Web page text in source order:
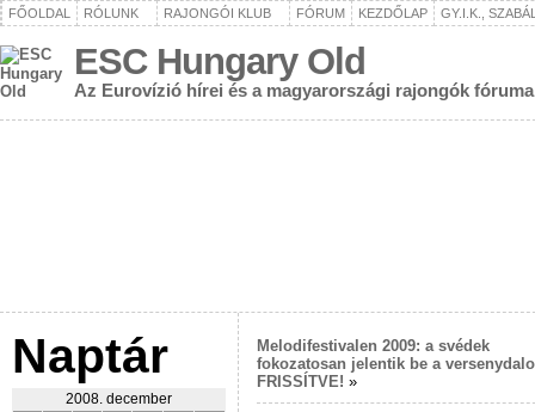
FŐOLDAL RÓLUNK RAJONGÓI KLUB FÓRUM KEZDŐLAP GY.I.K.,
ESC Hungary Old
Az Eurovízió hírei és a magyarországi rajongók fóruma
Naptár
2008. december
Melodifestivalen 2009: a svédek
fokozatosan jelentik be a
FRISSÍTVE! »